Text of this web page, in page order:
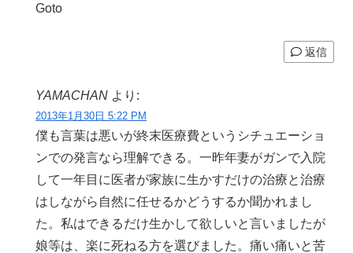
Goto
返信
YAMACHAN より:
2013年1月30日 5:22 PM
僕も言葉は悪いが終末医療費というシチュエーショ
ンでの発言なら理解できる。一昨年妻がガンで入院
して一年目に医者が家族に生かすだけの治療と治療
はしながら自然に任せるかどうするか聞かれまし
た。私はできるだけ生かして欲しいと言いましたが
娘等は、楽に死ねる方を選びました。痛い痛いと苦